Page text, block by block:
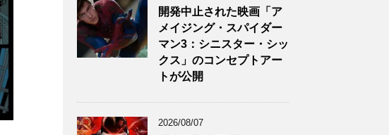
開発中止された映画「ア
メイジング・スパイダー
マン3：シニスター・シッ
クス」のコンセプトアー
トが公開
2026/08/07